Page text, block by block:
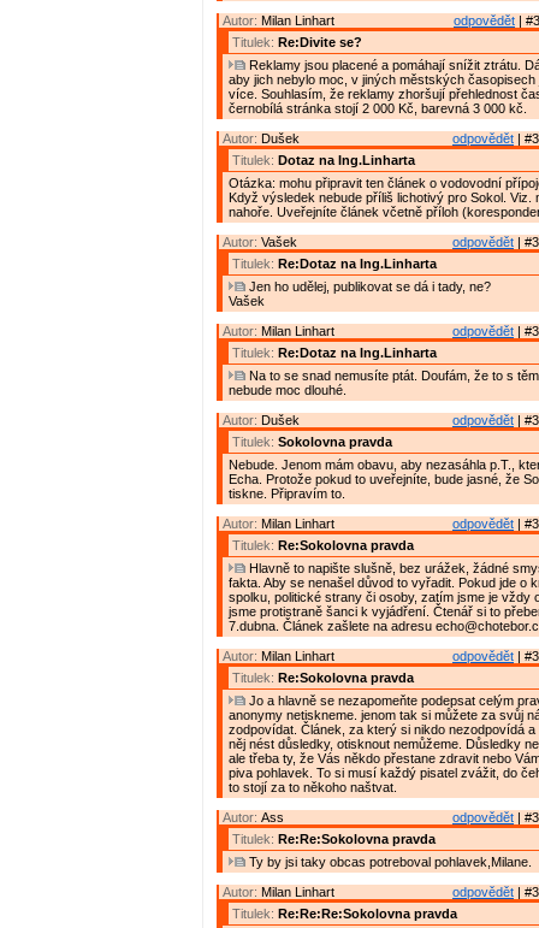
odpovědět |
Autor: Milan Linhart
Titulek: Re:Divite se?
Reklamy jsou placené a pomáhají snížit ztrátu.
aby jich nebylo moc, v jiných městských časopisech
více. Souhlasím, že reklamy zhoršují přehlednost
černobílá stránka stojí 2 000 Kč, barevná 3 000 kč.
odpovědět |
Autor: Dušek
Titulek: Dotaz na Ing.Linharta
Otázka: mohu připravit ten článek o vodovodní
Když výsledek nebude příliš lichotivý pro Sokol. Viz.
nahoře. Uveřejníte článek včetně příloh
odpovědět |
Autor: Vašek
Titulek: Re:Dotaz na Ing.Linharta
Jen ho udělej, publikovat se dá i tady, ne?
Vašek
odpovědět |
Autor: Milan Linhart
Titulek: Re:Dotaz na Ing.Linharta
Na to se snad nemusíte ptát. Doufám, že to s
nebude moc dlouhé.
odpovědět |
Autor: Dušek
Titulek: Sokolovna pravda
Nebude. Jenom mám obavu, aby nezasáhla p.T.,
Echa. Protože pokud to uveřejníte, bude jasné, že
tiskne. Připravím to.
odpovědět |
Autor: Milan Linhart
Titulek: Re:Sokolovna pravda
Hlavně to napište slušně, bez urážek, žádné
fakta. Aby se nenašel důvod to vyřadit. Pokud jde o
spolku, politické strany či osoby, zatím jsme je vždy
jsme protistraně šanci k vyjádření. Čtenář si to
7.dubna. Článek zašlete na adresu
odpovědět |
Autor: Milan Linhart
Titulek: Re:Sokolovna pravda
Jo a hlavně se nezapomeňte podepsat celým
anonymy netiskneme. jenom tak si můžete za svůj
zodpovídat. Článek, za který si nikdo nezodpovídá
něj nést důsledky, otisknout nemůžeme. Důsledky
ale třeba ty, že Vás někdo přestane zdravit nebo
piva pohlavek. To si musí každý pisatel zvážit, do
to stojí za to někoho naštvat.
odpovědět |
Autor: Ass
Titulek: Re:Re:Sokolovna pravda
Ty by jsi taky obcas potreboval pohlavek,Milane.
odpovědět |
Autor: Milan Linhart
Titulek: Re:Re:Re:Sokolovna pravda